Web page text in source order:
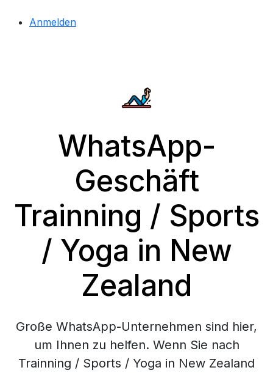
Anmelden
WhatsApp-
Geschäft
Trainning / Sports
/ Yoga in New
Zealand
Große WhatsApp-Unternehmen sind hier,
um Ihnen zu helfen. Wenn Sie nach
Trainning / Sports / Yoga in New Zealand